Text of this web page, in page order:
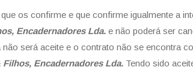
os confirme e que confirme igualmente a
Encadernadores Lda. e não poderá ser
será aceite e o contrato não se encontra
Filhos, Encadernadores Lda. Tendo sido